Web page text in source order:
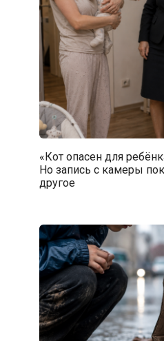
«Кот опасен для
Но запись с камеры
другое